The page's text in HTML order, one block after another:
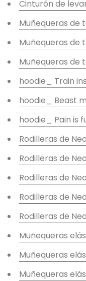
Cinturón de
Muñequeras de
Muñequeras de
Muñequeras de
hoodie_ Train
hoodie_ Beast
hoodie_ Pain is
Rodilleras de
Rodilleras de
Rodilleras de
Rodilleras de
Rodilleras de
Muñequeras
Muñequeras
Muñequeras